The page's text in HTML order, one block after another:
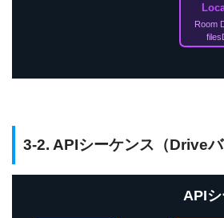
Room
3-2. APIシーケンス（Driveバ
API